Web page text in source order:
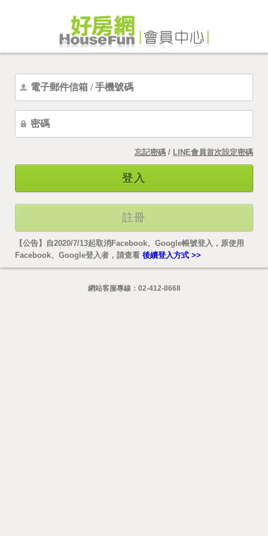
忘記密碼 / LINE會員首次設定密碼
登入
註冊
【公告】自2020/7/13起取消Facebook、Google帳號登入，原使用
Facebook、Google登入者，請查看 後續登入方式 >>
網站客服專線： 02-412-8668